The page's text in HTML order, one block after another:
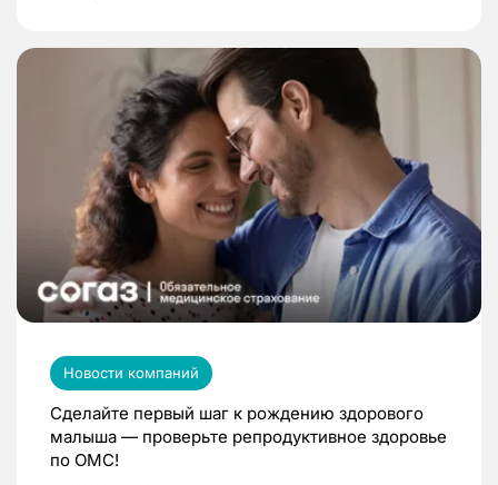
Новости компаний
Сделайте первый шаг к рождению здорового
малыша — проверьте репродуктивное здоровье
по ОМС!